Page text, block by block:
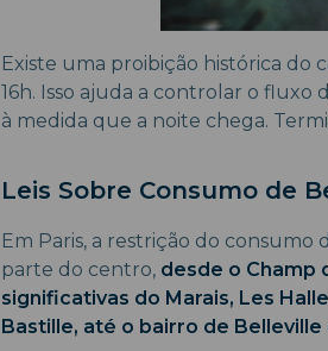
Existe uma proibição histórica do
16h. Isso ajuda a controlar o
à medida que a noite chega.
Leis Sobre Consumo de
Em Paris, a restrição do consumo
parte do centro, desde o Champ
significativas do Marais, Les
Bastille, até o bairro de